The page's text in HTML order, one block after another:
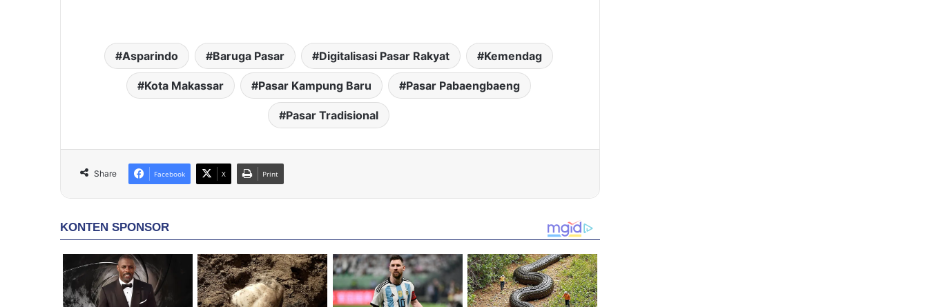
Asparindo Baruga Pasar Digitalisasi Pasar Rakyat Kemendag
Kota Makassar Pasar Kampung Baru Pasar Pabaengbaeng
Pasar Tradisional
Share Facebook X Print